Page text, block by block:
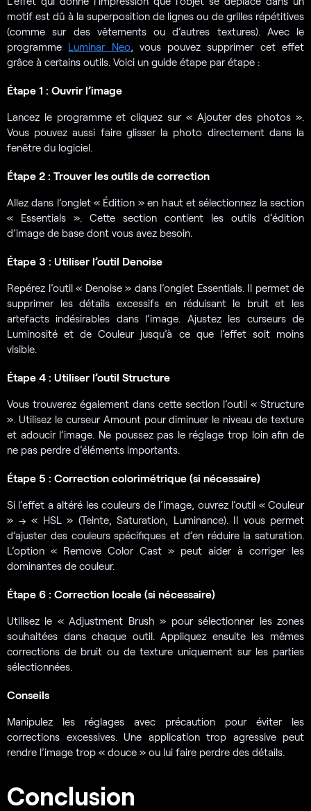
motif est dû à la superposition de lignes ou de grilles répétitives
(comme sur des vêtements ou d’autres textures). Avec le
programme Luminar Neo, vous pouvez supprimer cet effet
grâce à certains outils. Voici un guide étape par étape :
Étape 1 : Ouvrir l’image
Lancez le programme et cliquez sur « Ajouter des photos ».
Vous pouvez aussi faire glisser la photo directement dans la
fenêtre du logiciel.
Étape 2 : Trouver les outils de correction
Allez dans l’onglet « Édition » en haut et sélectionnez la section
« Essentials ». Cette section contient les outils d’édition
d’image de base dont vous avez besoin.
Étape 3 : Utiliser l’outil Denoise
Repérez l’outil « Denoise » dans l’onglet Essentials. Il permet de
supprimer les détails excessifs en réduisant le bruit et les
artefacts indésirables dans l’image. Ajustez les curseurs de
Luminosité et de Couleur jusqu’à ce que l’effet soit moins
visible.
Étape 4 : Utiliser l’outil Structure
Vous trouverez également dans cette section l’outil « Structure
». Utilisez le curseur Amount pour diminuer le niveau de texture
et adoucir l’image. Ne poussez pas le réglage trop loin afin de
ne pas perdre d’éléments importants.
Étape 5 : Correction colorimétrique (si nécessaire)
Si l’effet a altéré les couleurs de l’image, ouvrez l’outil « Couleur
» → « HSL » (Teinte, Saturation, Luminance). Il vous permet
d’ajuster des couleurs spécifiques et d’en réduire la saturation.
L’option « Remove Color Cast » peut aider à corriger les
dominantes de couleur.
Étape 6 : Correction locale (si nécessaire)
Utilisez le « Adjustment Brush » pour sélectionner les zones
souhaitées dans chaque outil. Appliquez ensuite les mêmes
corrections de bruit ou de texture uniquement sur les parties
sélectionnées.
Conseils
Manipulez les réglages avec précaution pour éviter les
corrections excessives. Une application trop agressive peut
rendre l’image trop « douce » ou lui faire perdre des détails.
Conclusion